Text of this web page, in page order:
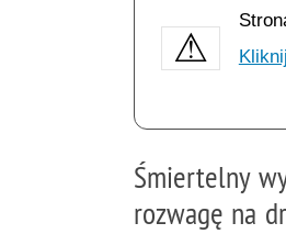
Śmiertelny
rozwagę na